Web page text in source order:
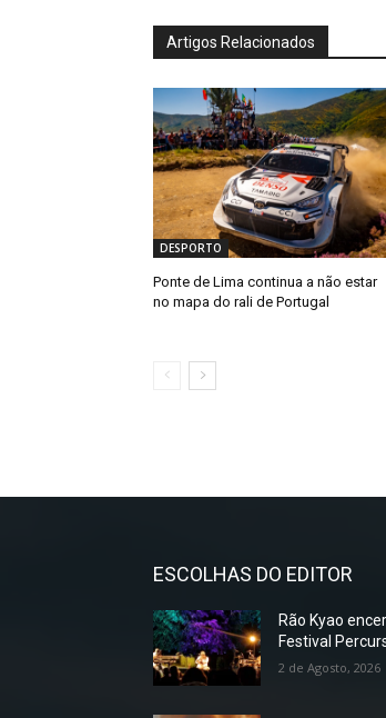
Artigos Relacionados
DESPORTO
Ponte de Lima continua a não estar
no mapa do rali de Portugal
ESCOLHAS DO EDITOR
Rão Kyao
Festival
2 de Agosto, 2026